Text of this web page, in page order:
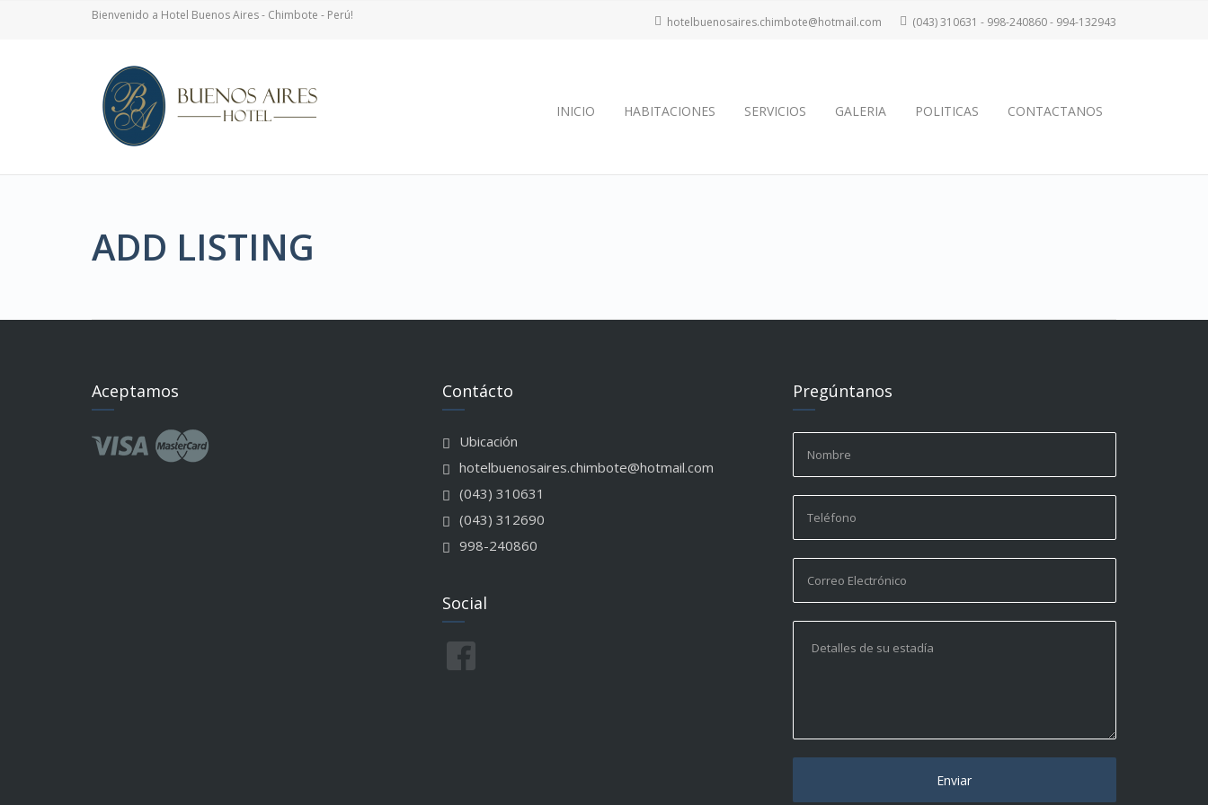
Bienvenido a Hotel Buenos Aires - Chimbote - Perú! hotelbuenosaires.chimbote@hotmail.com (043) 310631 - 998-240860 - 994-132943
INICIO HABITACIONES SERVICIOS GALERIA POLITICAS CONTACTANOS
ADD LISTING
Aceptamos Contácto
Ubicación
hotelbuenosaires.chimbote@hotmail.com
(043) 310631
(043) 312690
998-240860
Social
Pregúntanos